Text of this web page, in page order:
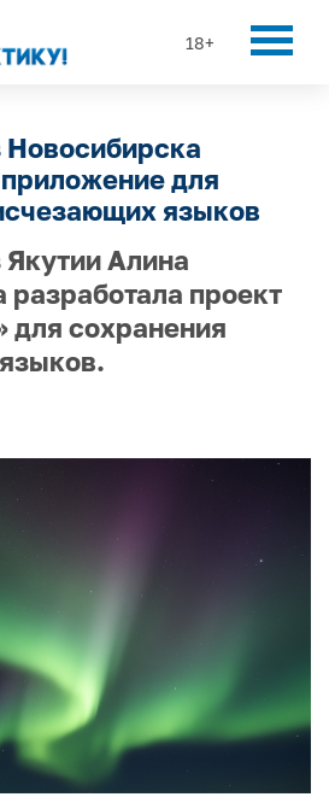
18+
Новосибирска
для
языков
Якутии Алина
проект
для сохранения